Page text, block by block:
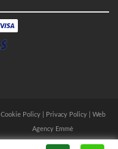
Cookie Policy| Privacy Policy| Web
Agency Emmè